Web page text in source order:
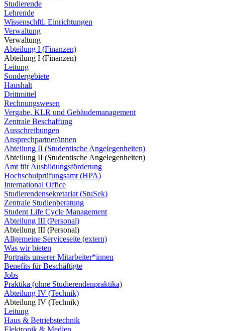
Studierende
Lehrende
Wissenschftl. Einrichtungen
Verwaltung
Verwaltung
Abteilung I (Finanzen)
Abteilung I (Finanzen)
Leitung
Sondergebiete
Haushalt
Drittmittel
Rechnungswesen
Vergabe, KLR und Gebäudemanagement
Zentrale Beschaffung
Ausschreibungen
Ansprechpartner/innen
Abteilung II (Studentische Angelegenheiten)
Abteilung II (Studentische Angelegenheiten)
Amt für Ausbildungsförderung
Hochschulprüfungsamt (HPA)
International Office
Studierendensekretariat (StuSek)
Zentrale Studienberatung
Student Life Cycle Management
Abteilung III (Personal)
Abteilung III (Personal)
Allgemeine Serviceseite (extern)
Was wir bieten
Portraits unserer Mitarbeiter*innen
Benefits für Beschäftigte
Jobs
Praktika (ohne Studierendenpraktika)
Abteilung IV (Technik)
Abteilung IV (Technik)
Leitung
Haus & Betriebstechnik
Elektronik & Medien